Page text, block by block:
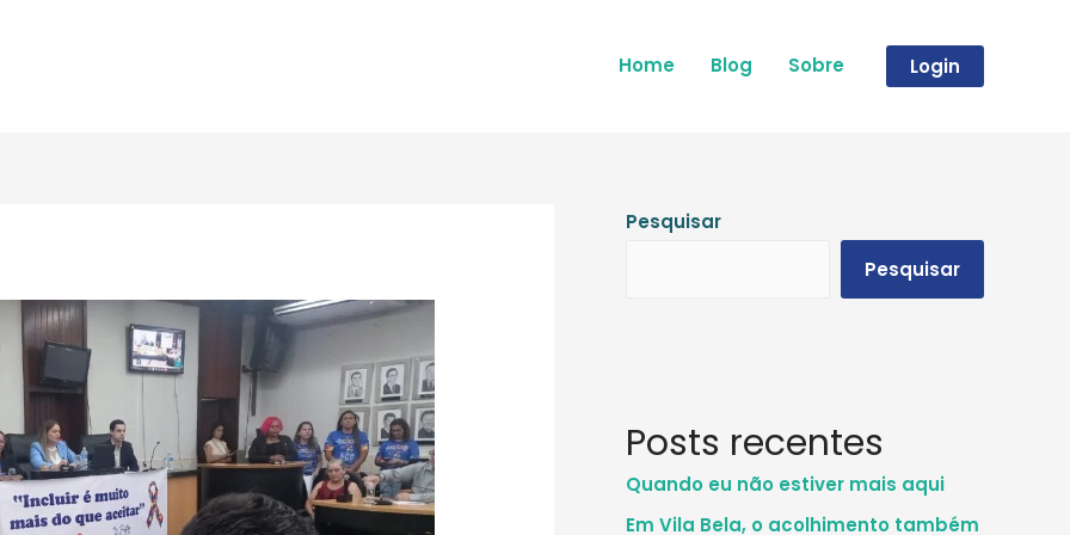
Home Blog Sobre Login
Pesquisar
Pesquisar
Posts recentes
Quando eu não estiver mais aqui
Em Vila Bela, o acolhimento também